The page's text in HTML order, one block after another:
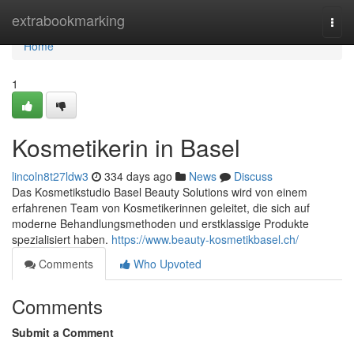
extrabookmarking
Home
Home
1
Kosmetikerin in Basel
lincoln8t27ldw3 334 days ago News
Discuss
Das Kosmetikstudio Basel Beauty Solutions wird von einem
erfahrenen Team von Kosmetikerinnen geleitet, die sich auf
moderne Behandlungsmethoden und erstklassige Produkte
spezialisiert haben. https://www.beauty-kosmetikbasel.ch/
Comments
Who Upvoted
Comments
Submit a Comment